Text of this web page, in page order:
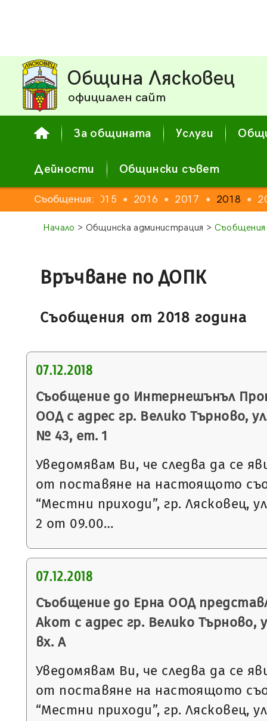
Община Лясковец
официален сайт
За общината Услуги
Дейности Общински съвет
Съобщения:
● 2014 ● 2015 ● 2016 ● 2017 ● 2018 ●
Начало > Общинска администрация > Съобщения
Връчване по ДОПК
Съобщения от 2018 година
07.12.2018
Съобщение до Интернешънъл
ООД с адрес гр. Велико Търново,
№ 43, ет. 1
Уведомявам Ви, че следва да се
от поставяне на настоящото
“Местни приходи”, гр. Лясковец,
2 от 09.00…
07.12.2018
Съобщение до Ерна ООД
Акот с адрес гр. Велико Търново,
вх. А
Уведомявам Ви, че следва да се
от поставяне на настоящото
“Местни приходи”, гр. Лясковец,